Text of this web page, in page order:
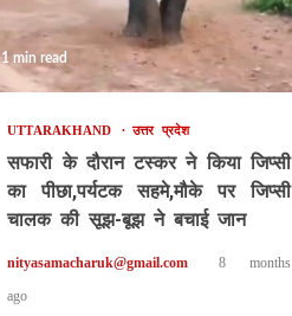
1 min read
UTTARAKHAND उत्तर प्रदेश
सफारी के दौरान टस्कर ने किया जिप्सी
का पीछा,पर्यटक सहमे,मौके पर जिप्सी
चालक की सूझ-बूझ ने बचाई जान
nityasamacharuk@gmail.com
8 months
ago